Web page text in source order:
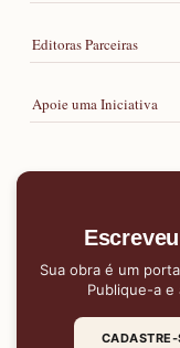
Editoras Parceiras
Apoie uma Iniciativa
Sua obra é um
Publique-a e
CADASTRE-